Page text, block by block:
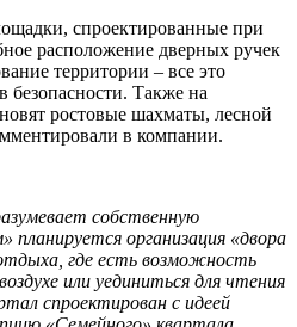
спроектированные при
расположение дверных ручек
территории – все это
безопасности. Также на
ростовые шахматы, лесной
в компании.
собственную
планируется организация «двора
где есть возможность
или уединиться для чтения
спроектирован с идеей